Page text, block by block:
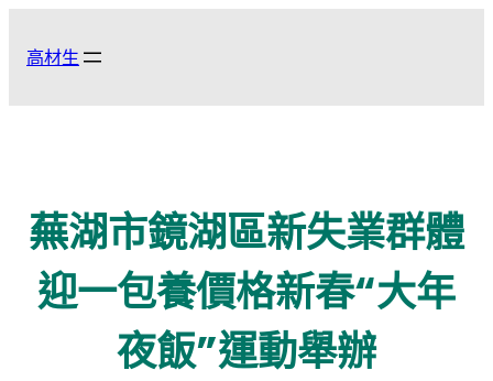
高材生
蕪湖市鏡湖區新失業群體
迎一包養價格新春“大年
夜飯”運動舉辦